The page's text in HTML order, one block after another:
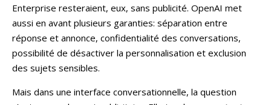
Enterprise resteraient, eux, sans publicité. OpenAI met
aussi en avant plusieurs garanties: séparation entre
réponse et annonce, confidentialité des conversations,
possibilité de désactiver la personnalisation et exclusion
des sujets sensibles.
Mais dans une interface conversationnelle, la question